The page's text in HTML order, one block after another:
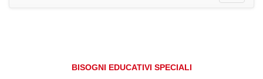
BISOGNI EDUCATIVI SPECIALI